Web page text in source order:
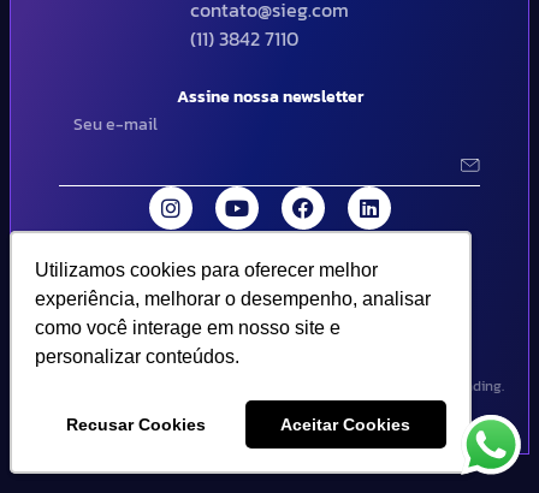
Utilizamos cookies para oferecer melhor
experiência, melhorar o desempenho, analisar
como você interage em nosso site e
personalizar conteúdos.
Recusar Cookies Aceitar Cookies
Utilizamos cookies para oferecer melhor
experiência, melhorar o desempenho, analisar
como você interage em nosso site e
personalizar conteúdos.
Recusar Cookies Aceitar Cookies
contato@sieg.com
(11) 3842 7110
Assine nossa newsletter
© 2024 SIEG Soluções Fiscais Estratégicas. Todos os direitos
reservados | Termos de uso e política de privacidade..
Design por Empória Branding.